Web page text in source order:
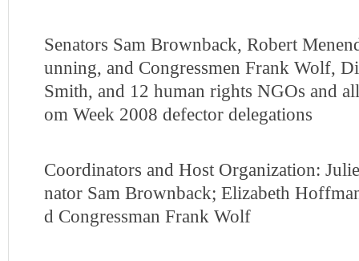
Senators Sam Brownback, Robert
unning, and Congressmen Frank Wolf,
Smith, and 12 human rights NGOs and
om Week 2008 defector delegations
Coordinators and Host Organization:
nator Sam Brownback; Elizabeth
d Congressman Frank Wolf